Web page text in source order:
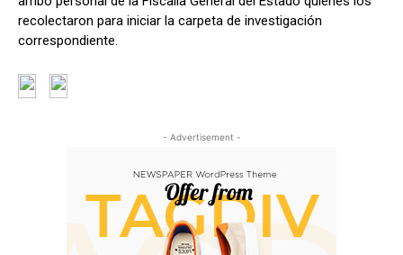
recolectaron para iniciar la carpeta de investigación
correspondiente.
- Advertisement -